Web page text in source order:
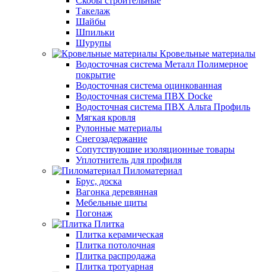
Такелаж
Шайбы
Шпильки
Шурупы
Кровельные материалы
Водосточная система Металл Полимерное
покрытие
Водосточная система оцинкованная
Водосточная система ПВХ Docke
Водосточная система ПВХ Альта Профиль
Мягкая кровля
Рулонные материалы
Снегозадержание
Сопутствуюшие изоляционные товары
Уплотнитель для профиля
Пиломатериал
Брус, доска
Вагонка деревянная
Мебельные щиты
Погонаж
Плитка
Плитка керамическая
Плитка потолочная
Плитка распродажа
Плитка тротуарная